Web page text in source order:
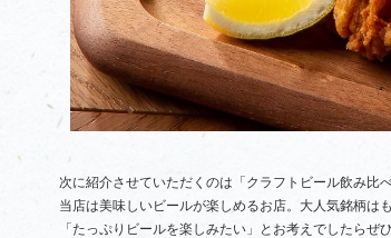
次に紹介させていただくのは「クラフトビール飲み比
当店は美味しいビールが楽しめるお店。大人気銘柄は
「たっぷりビールを楽しみたい」とお考えでしたら